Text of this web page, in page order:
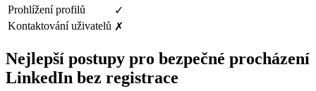
Prohlížení profilů
✓
Kontaktování uživatelů ✗
Nejlepší postupy pro bezpečné procházení
LinkedIn bez registrace